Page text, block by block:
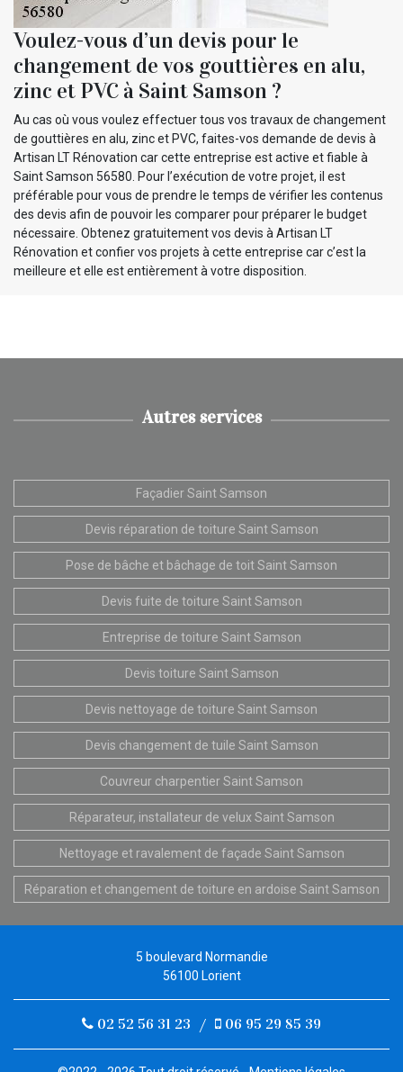
Voulez-vous d’un devis pour le
changement de vos gouttières en alu,
zinc et PVC à Saint Samson ?
Au cas où vous voulez effectuer tous vos travaux de changement
de gouttières en alu, zinc et PVC, faites-vos demande de devis à
Artisan LT Rénovation car cette entreprise est active et fiable à
Saint Samson 56580. Pour l’exécution de votre projet, il est
préférable pour vous de prendre le temps de vérifier les contenus
des devis afin de pouvoir les comparer pour préparer le budget
nécessaire. Obtenez gratuitement vos devis à Artisan LT
Rénovation et confier vos projets à cette entreprise car c’est la
meilleure et elle est entièrement à votre disposition.
Autres services
Façadier Saint Samson
Devis réparation de toiture Saint Samson
Pose de bâche et bâchage de toit Saint Samson
Devis fuite de toiture Saint Samson
Entreprise de toiture Saint Samson
Devis toiture Saint Samson
Devis nettoyage de toiture Saint Samson
Devis changement de tuile Saint Samson
Couvreur charpentier Saint Samson
Réparateur, installateur de velux Saint Samson
Nettoyage et ravalement de façade Saint Samson
Réparation et changement de toiture en ardoise Saint Samson
5 boulevard Normandie
56100 Lorient
02 52 56 31 23 / 06 95 29 85 39